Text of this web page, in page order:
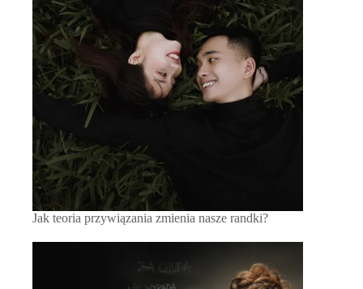
Jak teoria przywiązania zmienia nasze randki?